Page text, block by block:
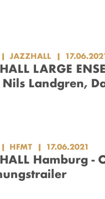
JAZZHALL
LARGE
Landgren,
HFMT 17.06.2021
Hamburg -